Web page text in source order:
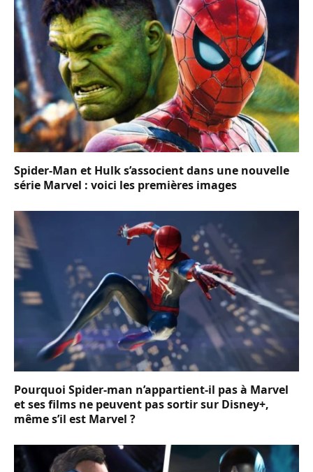
Spider-Man et Hulk s’associent dans une nouvelle
série Marvel : voici les premières images
Pourquoi Spider-man n’appartient-il pas à Marvel
et ses films ne peuvent pas sortir sur Disney+,
même s’il est Marvel ?